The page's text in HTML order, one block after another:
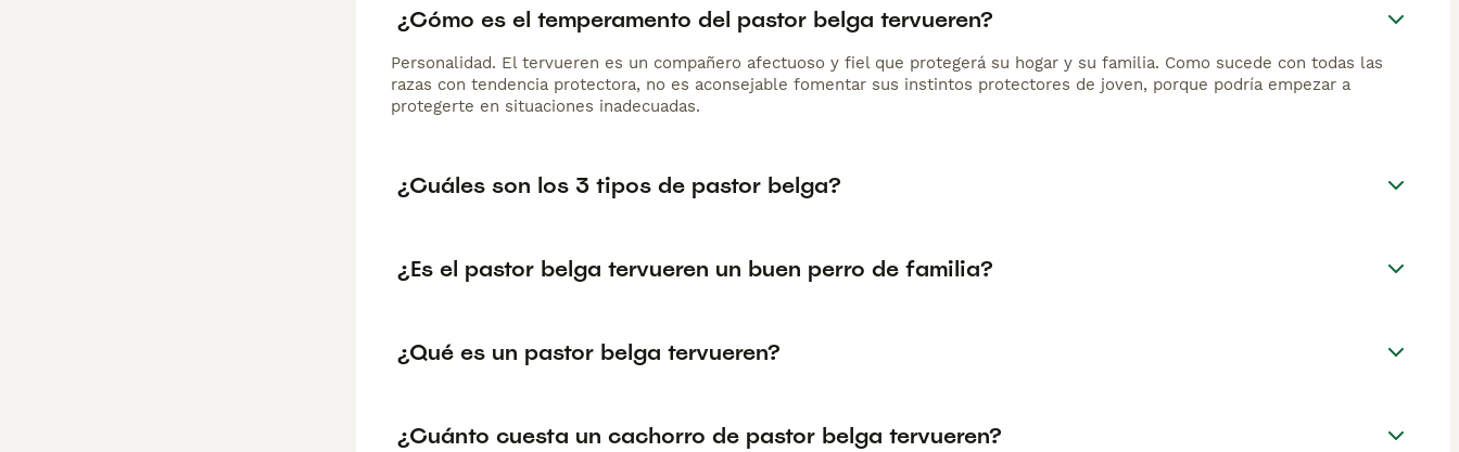
¿Cómo es el temperamento del pastor belga tervueren?
Personalidad. El tervueren es un compañero afectuoso y fiel que protegerá su hogar y su familia. Como sucede con todas las
razas con tendencia protectora, no es aconsejable fomentar sus instintos protectores de joven, porque podría empezar a
protegerte en situaciones inadecuadas.
¿Cuáles son los 3 tipos de pastor belga?
¿Es el pastor belga tervueren un buen perro de familia?
¿Qué es un pastor belga tervueren?
¿Cuánto cuesta un cachorro de pastor belga tervueren?